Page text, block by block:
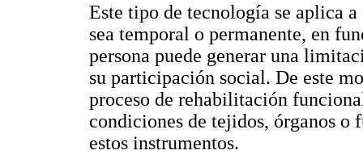
Este tipo de tecnología se aplica
sea temporal o permanente, en
persona puede generar una
su participación social. De este
proceso de rehabilitación
condiciones de tejidos, órganos
estos instrumentos.